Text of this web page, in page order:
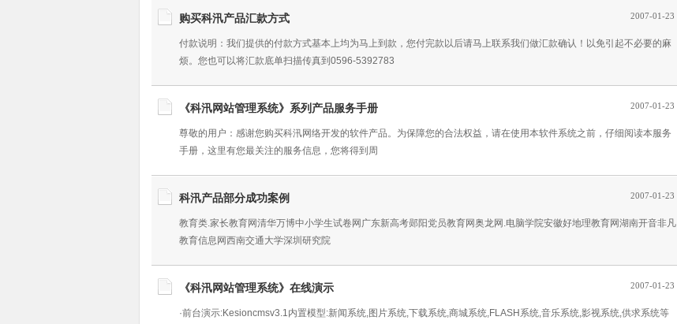
购买科汛产品汇款方式 2007-01-23
付款说明：我们提供的付款方式基本上均为马上到款，您付完款以后请马上联系我们做汇款确认！以免引起不必要的麻
烦。您也可以将汇款底单扫描传真到0596-5392783
《科汛网站管理系统》系列产品服务手册 2007-01-23
尊敬的用户：感谢您购买科汛网络开发的软件产品。为保障您的合法权益，请在使用本软件系统之前，仔细阅读本服务
手册，这里有您最关注的服务信息，您将得到周
科汛产品部分成功案例 2007-01-23
教育类.家长教育网清华万博中小学生试卷网广东新高考郧阳党员教育网奥龙网.电脑学院安徽好地理教育网湖南开音非凡
教育信息网西南交通大学深圳研究院
《科汛网站管理系统》在线演示 2007-01-23
·前台演示:Kesioncmsv3.1内置模型:新闻系统,图片系统,下载系统,商城系统,FLASH系统,音乐系统,影视系统,供求系统等